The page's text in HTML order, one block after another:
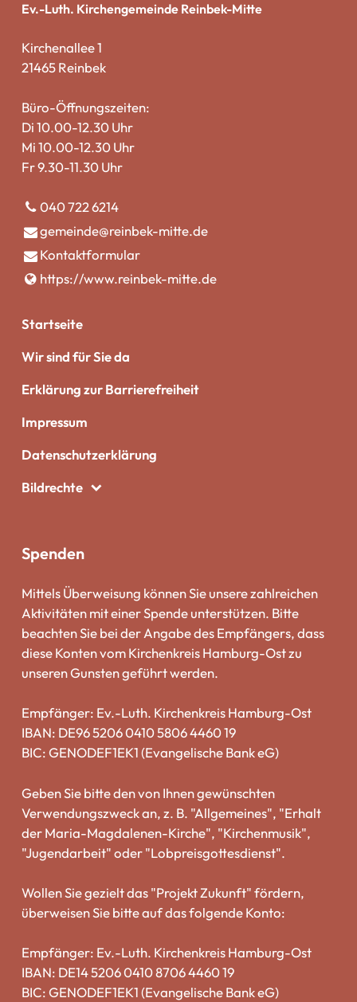
Ev.-Luth. Kirchengemeinde Reinbek-Mitte
Kirchenallee 1
21465 Reinbek
Büro-Öffnungszeiten:
Di 10.00-12.30 Uhr
Mi 10.00-12.30 Uhr
Fr 9.30-11.30 Uhr
040 722 6214
gemeinde@​reinbek-mitte.​de
Kontaktformular
https://www.​reinbek-mitte.​de
Startseite
Wir sind für Sie da
Erklärung zur Barrierefreiheit
Impressum
Datenschutzerklärung
Bildrechte
Spenden
Mittels Überweisung können Sie unsere zahlreichen
Aktivitäten mit einer Spende unterstützen. Bitte
beachten Sie bei der Angabe des Empfängers, dass
diese Konten vom Kirchenkreis Hamburg-Ost zu
unseren Gunsten geführt werden.
Empfänger: Ev.-Luth. Kirchenkreis Hamburg-Ost
IBAN: DE96 5206 0410 5806 4460 19
BIC: GENODEF1EK1 (Evangelische Bank eG)
Geben Sie bitte den von Ihnen gewünschten
Verwendungszweck an, z. B. "Allgemeines", "Erhalt
der Maria-Magdalenen-Kirche", "Kirchenmusik",
"Jugendarbeit" oder "Lobpreisgottesdienst".
Wollen Sie gezielt das "Projekt Zukunft" fördern,
überweisen Sie bitte auf das folgende Konto:
Empfänger: Ev.-Luth. Kirchenkreis Hamburg-Ost
IBAN: DE14 5206 0410 8706 4460 19
BIC: GENODEF1EK1 (Evangelische Bank eG)